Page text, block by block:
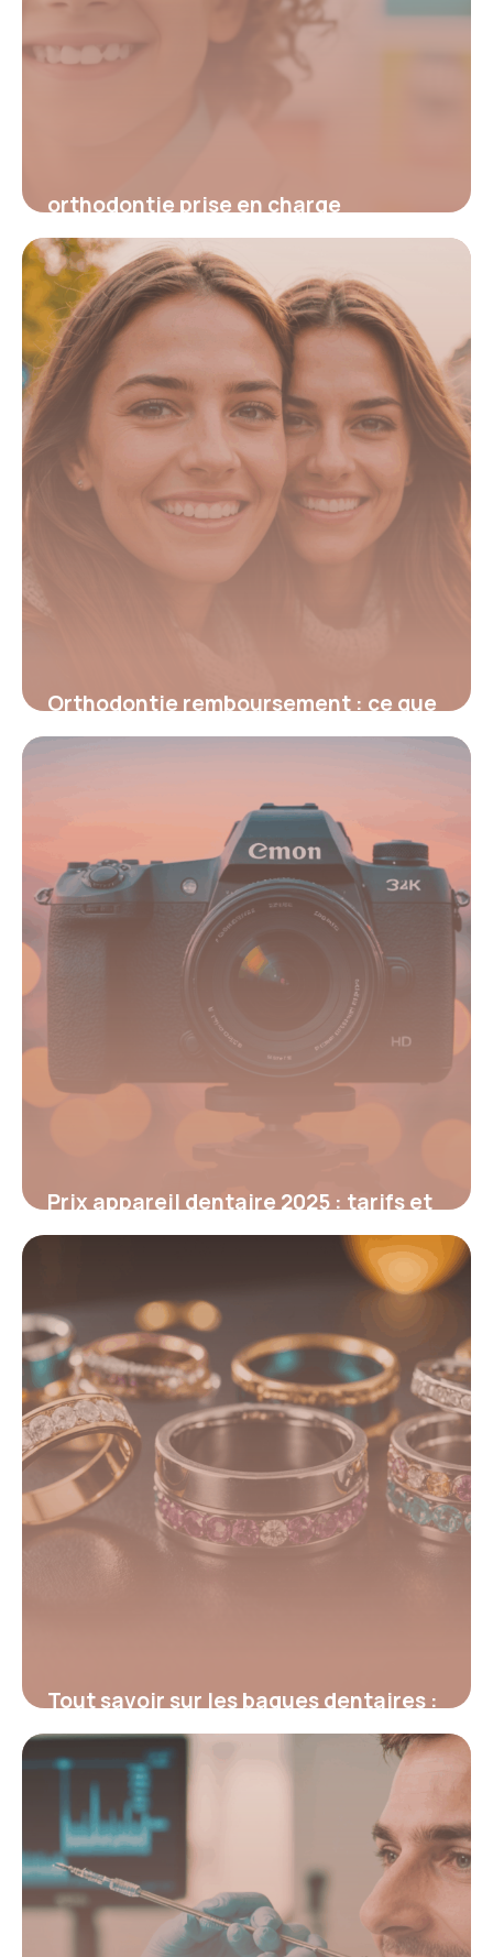
orthodontie prise en charge
5 février 2026
Orthodontie remboursement : ce que
vous devez vraiment savoir
Prix appareil dentaire 2025 : tarifs et
conseils essentiels
Tout savoir sur les bagues dentaires :
types, pose et soins essentiels
25 septembre 2025